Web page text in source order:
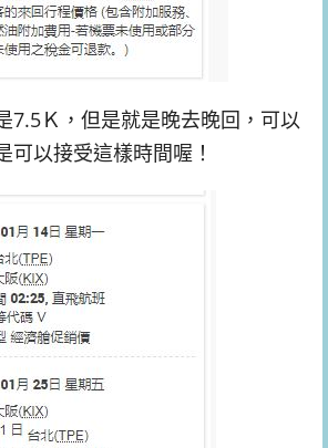
7.5Ｋ，但是就是晚去晚回，可以
可以接受這樣時間喔！